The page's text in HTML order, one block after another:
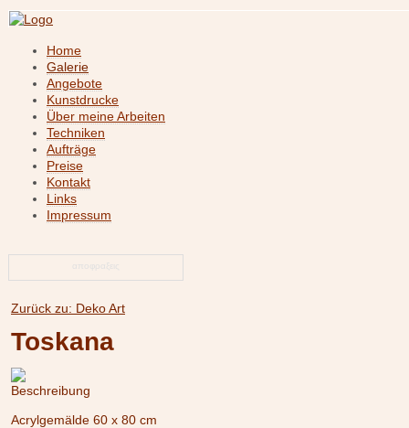
Home
Galerie
Angebote
Kunstdrucke
Über meine Arbeiten
Techniken
Aufträge
Preise
Kontakt
Links
Impressum
αποφραξεις
Zurück zu: Deko Art
Toskana
Beschreibung
Acrylgemälde 60 x 80 cm